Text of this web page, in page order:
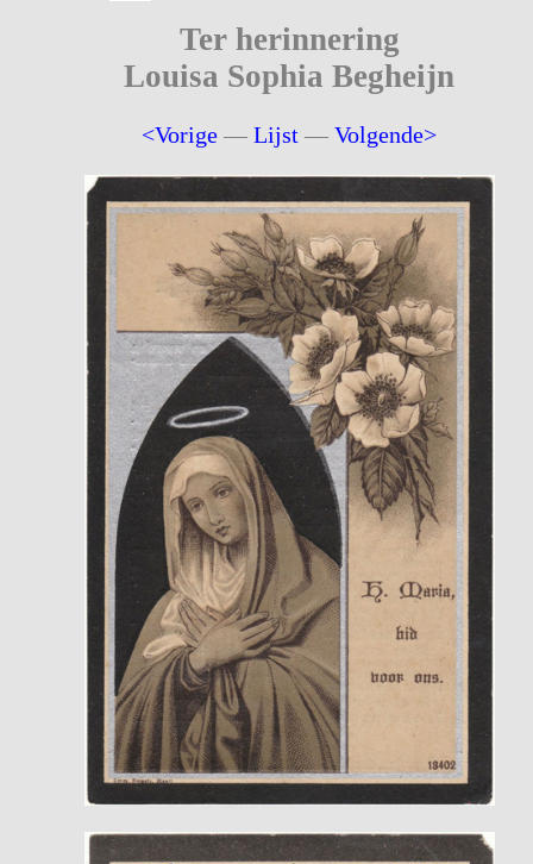
Ter herinnering
Louisa Sophia Begheijn
<Vorige —Lijst —Volgende>